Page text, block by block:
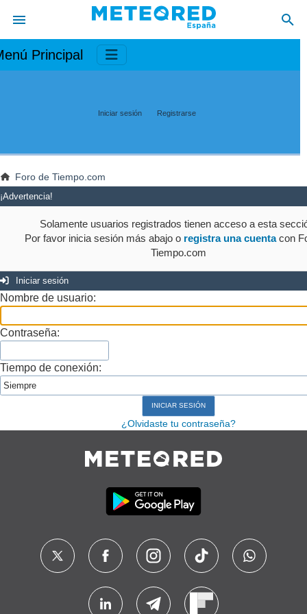
Principal
Iniciar sesión Registrarse
Foro de Tiempo.com
¡Advertencia!
Solamente usuarios registrados tienen acceso a esta
Por favor inicia sesión más abajo o registra una cuentacon
Tiempo.com
Iniciar sesión
Nombre de usuario:
Contraseña:
Tiempo de conexión:
¿Olvidaste tu contraseña?